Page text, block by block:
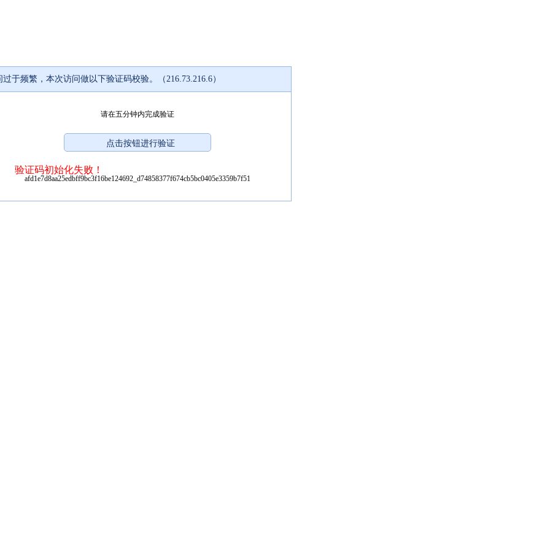
过于频繁，本次访问做以下验证码校验。（216.73.216.6）
请在五分钟内完成验证
验证码初始化失败！
afd1e7d8aa25edbff9bc3f16be124692_d74858377f674cb5bc0405e3359b7f51